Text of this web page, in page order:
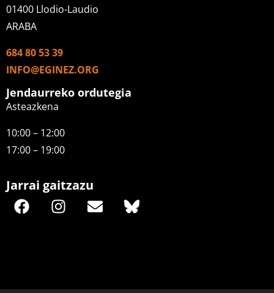
01400 Llodio-Laudio
ARABA
684 80 53 39
INFO@EGINEZ.ORG
Jendaurreko ordutegia
Asteazkena
10:00 – 12:00
17:00 – 19:00
Jarrai gaitzazu